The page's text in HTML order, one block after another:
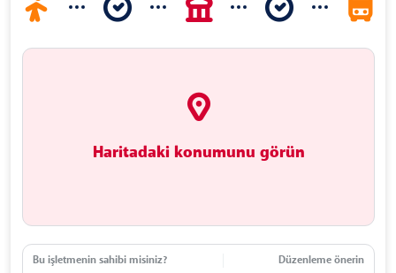
Haritadaki konumunu görün
Bu işletmenin sahibi misiniz? Düzenleme önerin